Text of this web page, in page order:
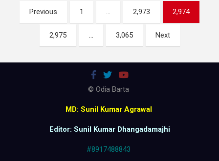
Posts
pagination
Previous 1 … 2,973 2,974
2,975 … 3,065 Next
© Odia Barta
MD: Sunil Kumar Agrawal
Editor: Sunil Kumar Dhangadamajhi
#8917488843